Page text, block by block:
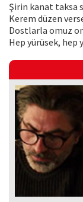
Şirin kanat taksa
Kerem düzen
Dostlarla omuz
Hep yürüsek, hep